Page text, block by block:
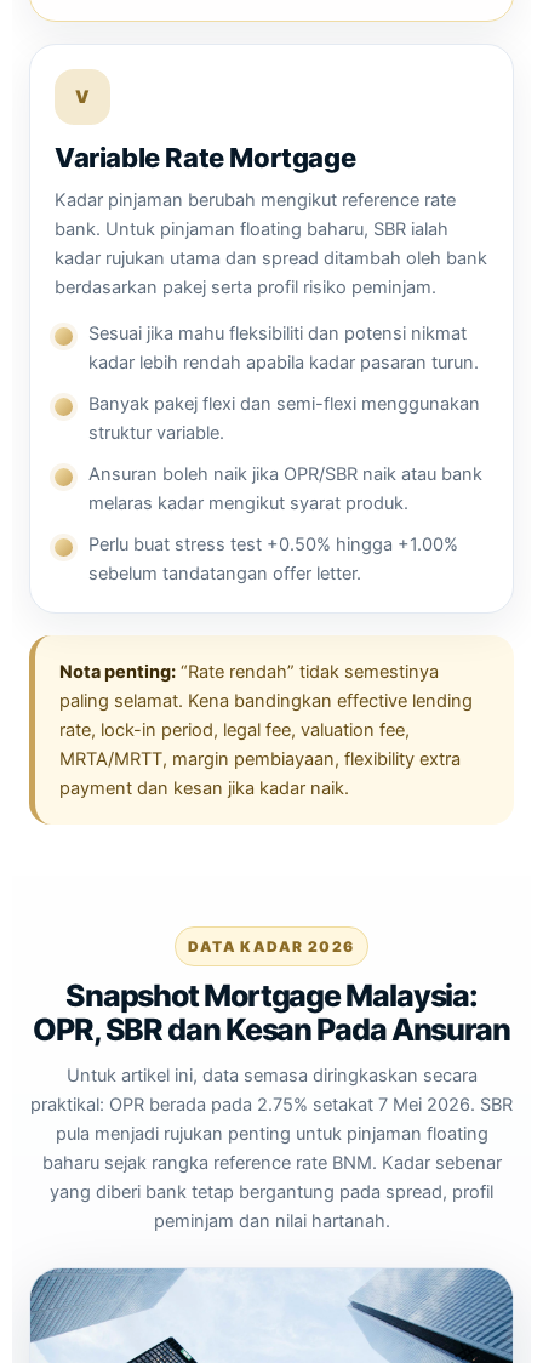
V
Variable Rate Mortgage
Kadar pinjaman berubah mengikut reference rate
bank. Untuk pinjaman floating baharu, SBR ialah
kadar rujukan utama dan spread ditambah oleh bank
berdasarkan pakej serta profil risiko peminjam.
Sesuai jika mahu fleksibiliti dan potensi nikmat
kadar lebih rendah apabila kadar pasaran turun.
Banyak pakej flexi dan semi-flexi menggunakan
struktur variable.
Ansuran boleh naik jika OPR/SBR naik atau bank
melaras kadar mengikut syarat produk.
Perlu buat stress test +0.50% hingga +1.00%
sebelum tandatangan offer letter.
Nota penting: “Rate rendah” tidak semestinya
paling selamat. Kena bandingkan effective lending
rate, lock-in period, legal fee, valuation fee,
MRTA/MRTT, margin pembiayaan, flexibility extra
payment dan kesan jika kadar naik.
DATA KADAR 2026
Snapshot Mortgage Malaysia:
OPR, SBR dan Kesan Pada Ansuran
Untuk artikel ini, data semasa diringkaskan secara
praktikal: OPR berada pada 2.75% setakat 7 Mei 2026. SBR
pula menjadi rujukan penting untuk pinjaman floating
baharu sejak rangka reference rate BNM. Kadar sebenar
yang diberi bank tetap bergantung pada spread, profil
peminjam dan nilai hartanah.